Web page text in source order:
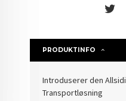
PRODUKTINFO
Introduserer den
Transportløsning